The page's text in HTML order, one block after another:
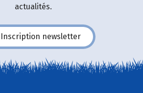
actualités.
Inscription newsletter